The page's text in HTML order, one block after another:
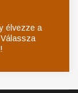
élvezze a